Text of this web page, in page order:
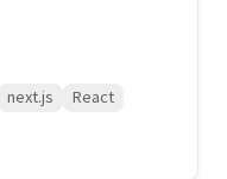
next.js React